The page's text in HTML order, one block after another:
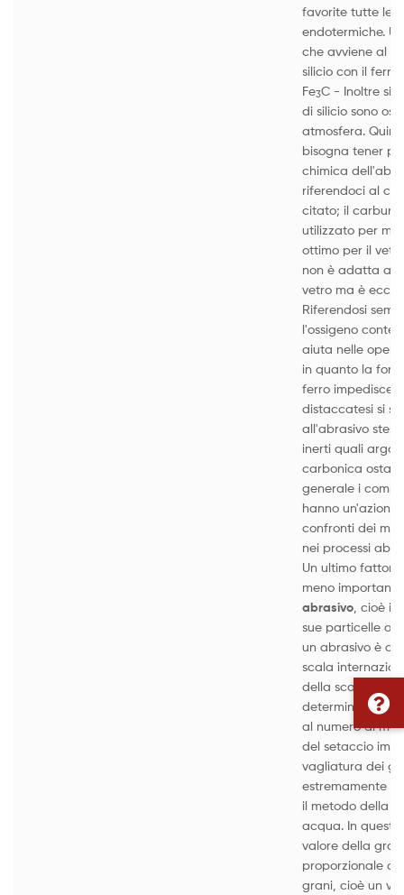
favorite tutte le
endotermiche.
che avviene al
silicio con il
Fe3C - Inoltre
di silicio sono
atmosfera.
bisogna tener
chimica
riferendoci al
citato; il carburo
utilizzato per
ottimo per il
non è adatta
vetro ma è
Riferendosi
l'ossigeno
aiuta nelle
in quanto la
ferro impedisce
distaccatesi si
all'abrasivo
inerti quali argo,
carbonica
generale i
hanno un'azione
confronti dei
nei processi
Un ultimo
meno
abrasivo, cioè il
sue particelle o
un abrasivo è
scala
della scala
determinato
al numero di
del setaccio
vagliatura dei
estremamente
il metodo della
acqua. In
valore della
proporzionale al
grani, cioè un